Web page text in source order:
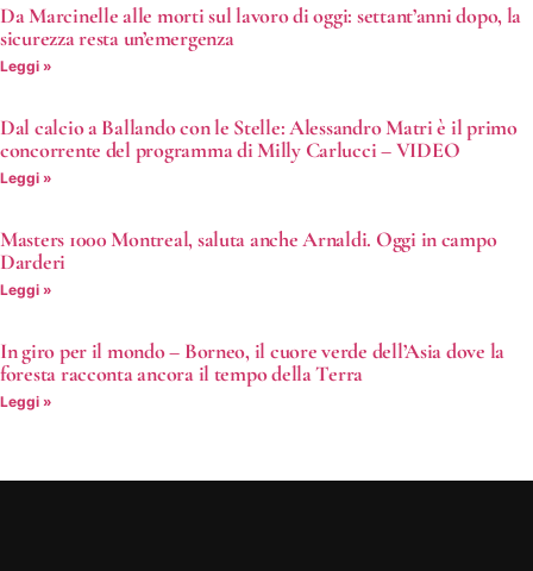
Da Marcinelle alle morti sul lavoro di oggi: settant’anni dopo, la
sicurezza resta un’emergenza
Leggi »
Dal calcio a Ballando con le Stelle: Alessandro Matri è il primo
concorrente del programma di Milly Carlucci – VIDEO
Leggi »
Masters 1000 Montreal, saluta anche Arnaldi. Oggi in campo
Darderi
Leggi »
In giro per il mondo – Borneo, il cuore verde dell’Asia dove la
foresta racconta ancora il tempo della Terra
Leggi »